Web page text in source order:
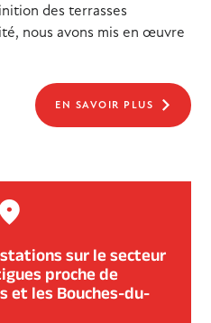
des terrasses
nous avons mis en œuvre
EN SAVOIR PLUS
sur le secteur
proche de
et les Bouches-du-